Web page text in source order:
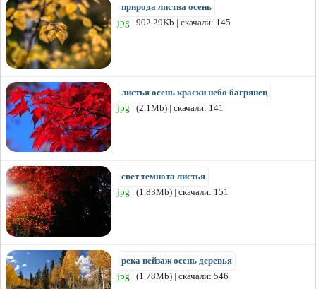
природа листва осень
jpg | 902.29Kb | скачали: 145
листья осень краски небо багрянец
jpg | (2.1Mb) | скачали: 141
свет темнота листья
jpg | (1.83Mb) | скачали: 151
река пейзаж осень деревья
jpg | (1.78Mb) | скачали: 546